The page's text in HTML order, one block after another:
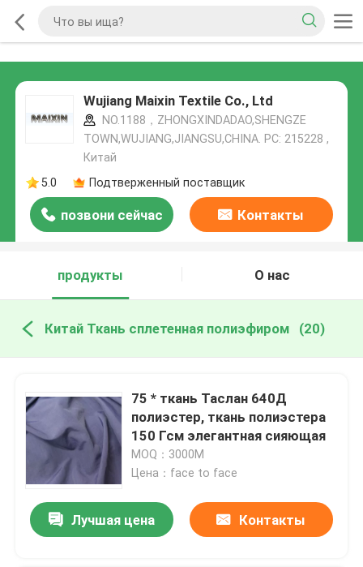
Wujiang Maixin Textile Co., Ltd
NO.1188，ZHONGXINDADAO,SHENGZE
TOWN,WUJIANG,JIANGSU,CHINA. PC: 215228 ,
Китай
5.0
Подтверженный поставщик
позвони сейчас Контакты
продукты О нас
Китай Ткань сплетенная полиэфиром (20)
75 * ткань Таслан 640Д
полиэстер, ткань полиэстера
150 Гсм элегантная сияющая
MOQ：3000М
Цена：face to face
Лучшая цена Контакты